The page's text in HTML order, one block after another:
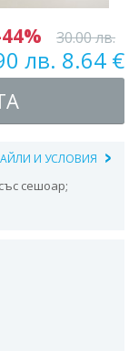
30.00 лв.
лв. 8.64 €
И УСЛОВИЯ
сешоар;